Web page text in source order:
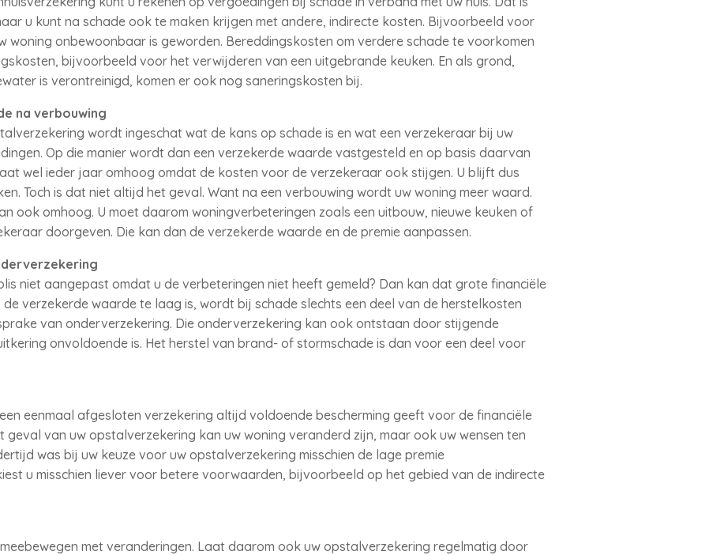
u kunt na schade ook te maken krijgen met andere, indirecte kosten. Bijvoorbeeld voor
woning onbewoonbaar is geworden. Bereddingskosten om verdere schade te voorkomen
bijvoorbeeld voor het verwijderen van een uitgebrande keuken. En als grond,
is verontreinigd, komen er ook nog saneringskosten bij.
na verbouwing
wordt ingeschat wat de kans op schade is en wat een verzekeraar bij uw
Op die manier wordt dan een verzekerde waarde vastgesteld en op basis daarvan
wel ieder jaar omhoog omdat de kosten voor de verzekeraar ook stijgen. U blijft dus
Toch is dat niet altijd het geval. Want na een verbouwing wordt uw woning meer waard.
ook omhoog. U moet daarom woningverbeteringen zoals een uitbouw, nieuwe keuken of
doorgeven. Die kan dan de verzekerde waarde en de premie aanpassen.
niet aangepast omdat u de verbeteringen niet heeft gemeld? Dan kan dat grote financiële
verzekerde waarde te laag is, wordt bij schade slechts een deel van de herstelkosten
van onderverzekering. Die onderverzekering kan ook ontstaan door stijgende
onvoldoende is. Het herstel van brand- of stormschade is dan voor een deel voor
eenmaal afgesloten verzekering altijd voldoende bescherming geeft voor de financiële
geval van uw opstalverzekering kan uw woning veranderd zijn, maar ook uw wensen ten
was bij uw keuze voor uw opstalverzekering misschien de lage premie
u misschien liever voor betere voorwaarden, bijvoorbeeld op het gebied van de indirecte
met veranderingen. Laat daarom ook uw opstalverzekering regelmatig door